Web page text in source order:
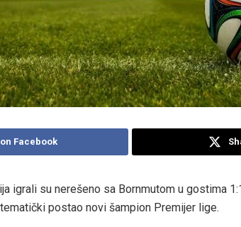
Facebook
igrali su nerešeno sa Bornmutom u gostima
postao novi šampion Premijer lige.